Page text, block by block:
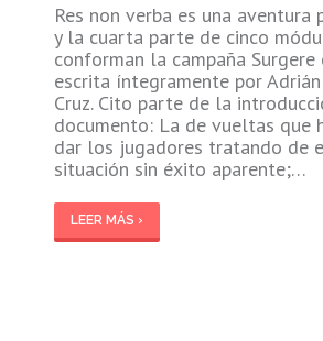
Res non verba es una aventura
y la cuarta parte de cinco
conforman la campaña Surgere
escrita íntegramente por
Cruz. Cito parte de la
documento: La de vueltas que
dar los jugadores tratando de
situación sin éxito aparente;…
LEER MÁS ›